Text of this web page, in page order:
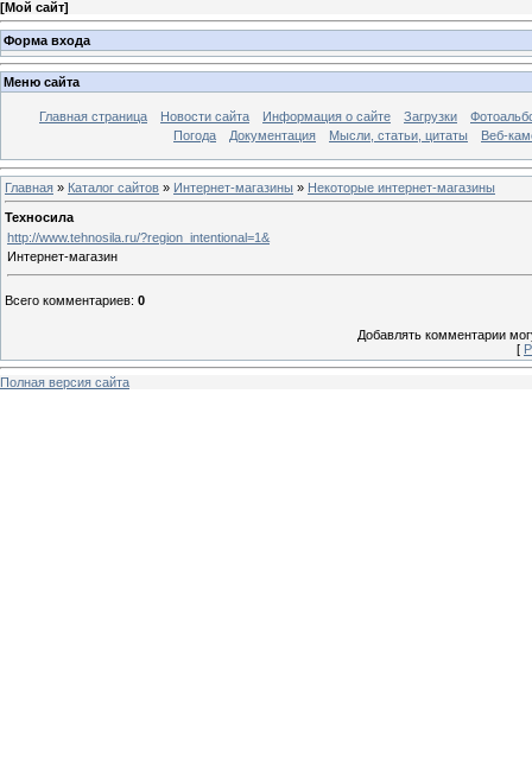
[Мой сайт]
Форма входа
Меню сайта
Главная страница Новости сайта Информация о сайте Загрузки
Погода
Документация Мысли, статьи, цитаты Веб-
Главная » Каталог сайтов » Интернет-магазины » Некоторые интернет-магазины
Техносила
http://www.tehnosila.ru/?region_intentional=1&
Интернет-магазин
Всего комментариев: 0
Добавлять комментарии
[
Полная версия сайта